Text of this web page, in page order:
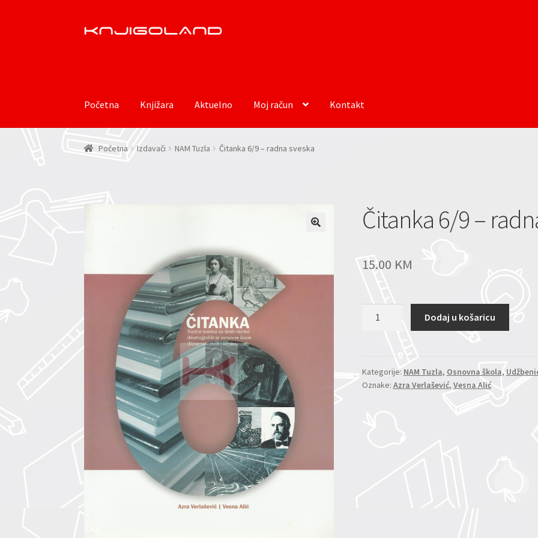
Preskoči
Skoči
Početna Knjižara Aktuelno Moj račun Kontakt
Početna Izdavači NAM Tuzla Čitanka 6/9 – radna sveska
Čitanka 6/9 –
15.00 KM
sveska
količina
Dodaj u košaricu
Kategorije: NAM Tuzla, Osnovna škola,
Oznake: Azra Verlašević, Vesna Alić